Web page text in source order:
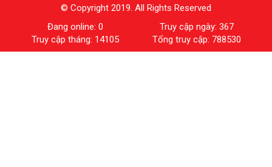
© Copyright 2019. All Rights Reserved
Đang online: 0
Truy cập ngày: 367
Truy cập tháng: 14105
Tổng truy cập: 788530